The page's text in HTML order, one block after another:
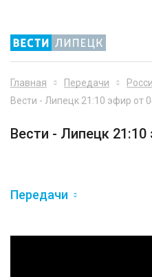
Главная Передачи
Вести - Липецк 21:10 эфир от
Вести - Липецк
Передачи